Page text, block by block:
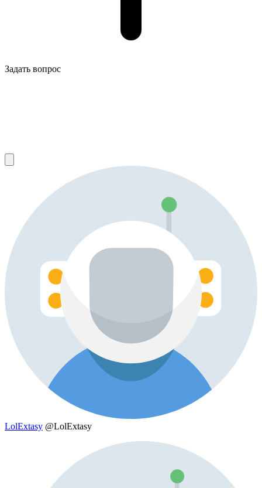
Задать вопрос
LolExtasy @LolExtasy